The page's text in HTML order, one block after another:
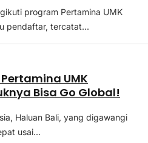
program Pertamina UMK
pendaftar, tercatat...
UMK
Bisa Go Global!
Haluan Bali, yang digawangi
usai...